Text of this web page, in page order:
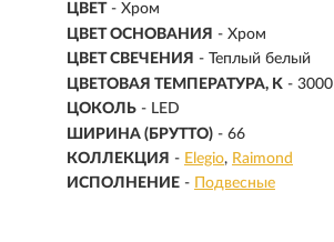
ЦВЕТ - Хром
ЦВЕТ ОСНОВАНИЯ - Хром
ЦВЕТ СВЕЧЕНИЯ - Теплый белый
ЦВЕТОВАЯ ТЕМПЕРАТУРА, K - 3000
ЦОКОЛЬ - LED
ШИРИНА (БРУТТО) - 66
КОЛЛЕКЦИЯ - Elegio
Raimond
ИСПОЛНЕНИЕ - Подвесные